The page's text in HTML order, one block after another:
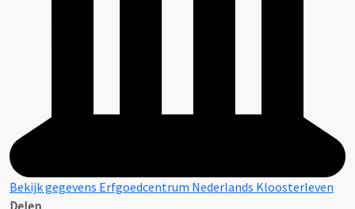
Bekijk gegevens Erfgoedcentrum Nederlands Kloosterleven